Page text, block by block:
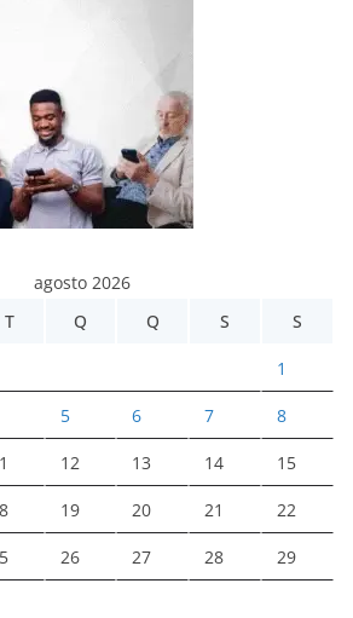
agosto 2026
T Q Q S S
1
5 6 7 8
12 13 14 15
19 20 21 22
26 27 28 29